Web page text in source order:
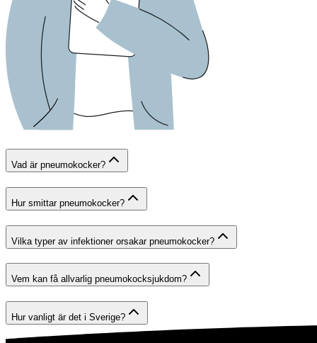
Vad är pneumokocker?
Hur smittar pneumokocker?
Vilka typer av infektioner orsakar pneumokocker?
Vem kan få allvarlig pneumokocksjukdom?
Hur vanligt är det i Sverige?